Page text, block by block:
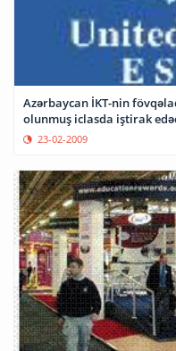
Azərbaycan İKT-nin
olunmuş iclasda iştirak
23-02-2009